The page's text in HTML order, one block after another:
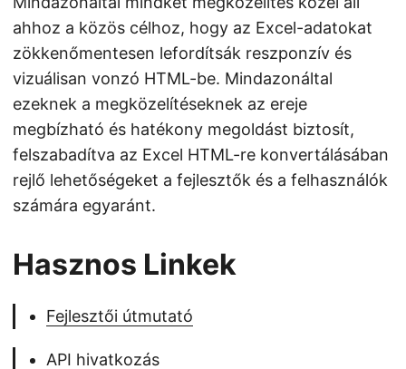
ahhoz a közös célhoz, hogy az Excel-adatokat
zökkenőmentesen lefordítsák reszponzív és
vizuálisan vonzó HTML-be. Mindazonáltal
ezeknek a megközelítéseknek az ereje
megbízható és hatékony megoldást biztosít,
felszabadítva az Excel HTML-re konvertálásában
rejlő lehetőségeket a fejlesztők és a felhasználók
számára egyaránt.
Hasznos Linkek
Fejlesztői útmutató
API hivatkozás